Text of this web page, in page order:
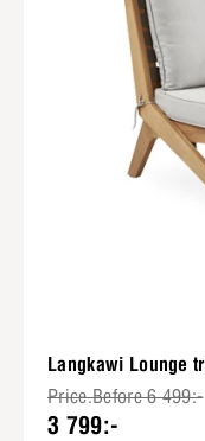
Langkawi Lounge
Price.Before 6 499:-
3 799:-